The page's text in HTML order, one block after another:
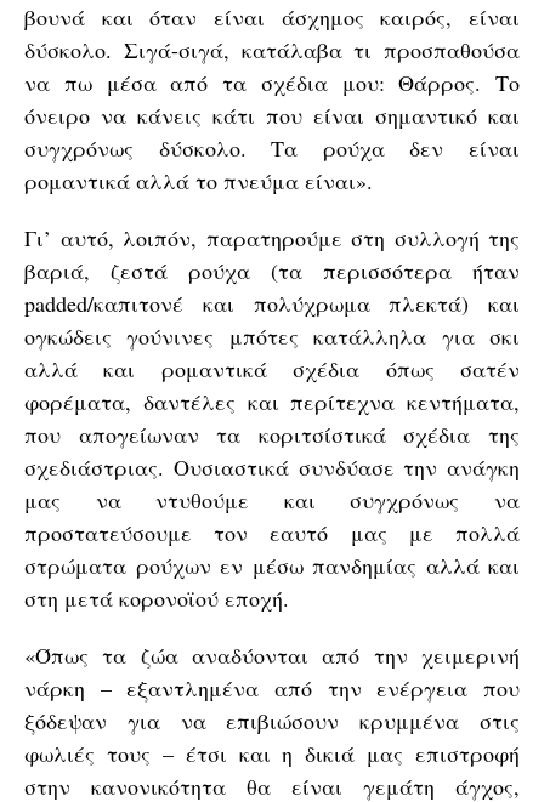
βουνά και όταν είναι άσχημος καιρός, είναι
δύσκολο. Σιγά-σιγά, κατάλαβα τι προσπαθούσα
να πω μέσα από τα σχέδια μου: Θάρρος. Το
όνειρο να κάνεις κάτι που είναι σημαντικό και
συγχρόνως δύσκολο. Τα ρούχα δεν είναι
ρομαντικά αλλά το πνεύμα είναι».
Γι’ αυτό, λοιπόν, παρατηρούμε στη συλλογή της
βαριά, ζεστά ρούχα (τα περισσότερα ήταν
padded/καπιτονέ και πολύχρωμα πλεκτά) και
ογκώδεις γούνινες μπότες κατάλληλα για σκι
αλλά και ρομαντικά σχέδια όπως σατέν
φορέματα, δαντέλες και περίτεχνα κεντήματα,
που απογείωναν τα κοριτσίστικά σχέδια της
σχεδιάστριας. Ουσιαστικά συνδύασε την ανάγκη
μας να ντυθούμε και συγχρόνως να
προστατεύσουμε τον εαυτό μας με πολλά
στρώματα ρούχων εν μέσω πανδημίας αλλά και
στη μετά κορονοϊού εποχή.
«Όπως τα ζώα αναδύονται από την χειμερινή
νάρκη – εξαντλημένα από την ενέργεια που
ξόδεψαν για να επιβιώσουν κρυμμένα στις
φωλιές τους – έτσι και η δικιά μας επιστροφή
στην κανονικότητα θα είναι γεμάτη άγχος,